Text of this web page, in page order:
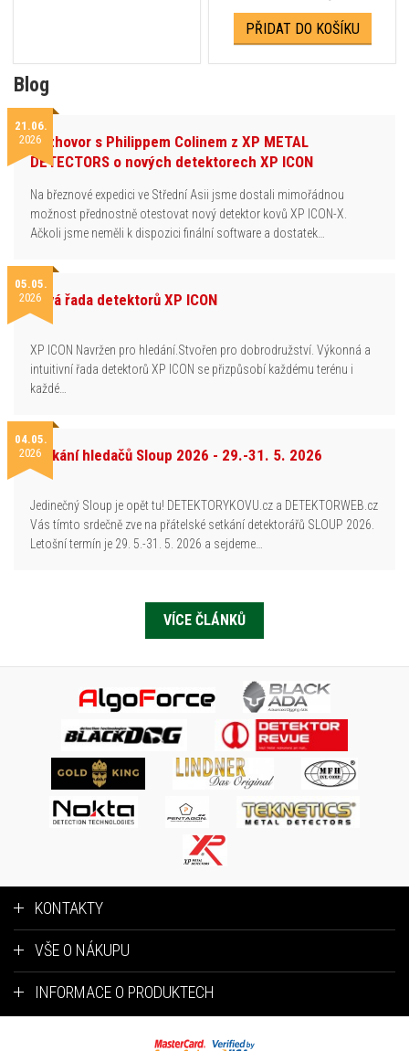
PŘIDAT DO KOŠÍKU
Blog
21.06.
2026Rozhovor s Philippem Colinem z XP METAL
DETECTORS o nových detektorech XP ICON
Na březnové expedici ve Střední Asii jsme dostali mimořádnou
možnost přednostně otestovat nový detektor kovů XP ICON-X.
Ačkoli jsme neměli k dispozici finální software a dostatek…
05.05.
2026Nová řada detektorů XP ICON
XP ICON Navržen pro hledání.Stvořen pro dobrodružství. Výkonná a
intuitivní řada detektorů XP ICON se přizpůsobí každému terénu i
každé…
04.05.
2026Setkání hledačů Sloup 2026 - 29.-31. 5. 2026
Jedinečný Sloup je opět tu! DETEKTORYKOVU.cz a DETEKTORWEB.cz
Vás tímto srdečně zve na přátelské setkání detektorářů SLOUP 2026.
Letošní termín je 29. 5.-31. 5. 2026 a sejdeme…
VÍCE ČLÁNKŮ
KONTAKTY
VŠE O NÁKUPU
INFORMACE O PRODUKTECH